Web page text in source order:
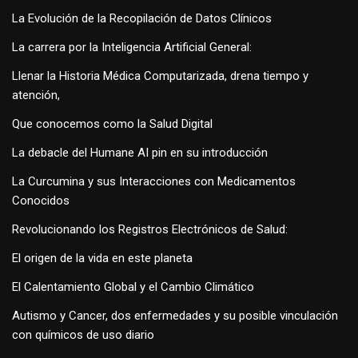
La Evolución de la Recopilación de Datos Clínicos
La carrera por la Inteligencia Artificial General:
Llenar la Historia Médica Computarizada, drena tiempo y
atención,
Que conocemos como la Salud Digital
La debacle del Humane AI pin en su introducción
La Curcumina y sus Interacciones con Medicamentos
Conocidos
Revolucionando los Registros Electrónicos de Salud:
El origen de la vida en este planeta
El Calentamiento Global y el Cambio Climático
Autismo y Cancer, dos enfermedades y su posible vinculación
con químicos de uso diario